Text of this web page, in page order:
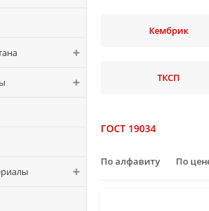
Кембрик
ТКСП
ГОСТ 19034
По алфавиту По